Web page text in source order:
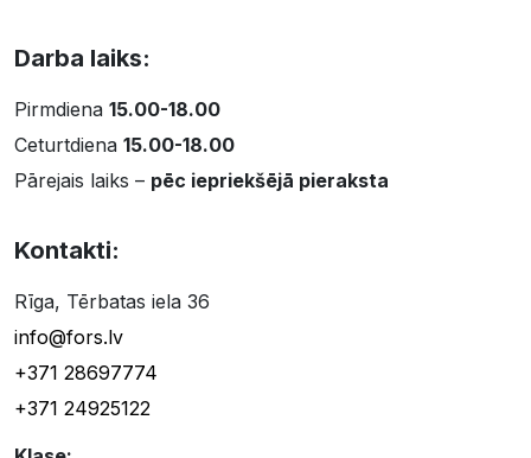
Darba laiks:
Pirmdiena 15.00-18.00
Ceturtdiena 15.00-18.00
Pārejais laiks – pēc iepriekšējā pieraksta
Kontakti:
Rīga, Tērbatas iela 36
info@fors.lv
+371 28697774
+371 24925122